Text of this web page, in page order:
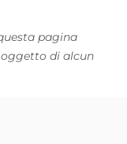
pagina
oggetto di alcun